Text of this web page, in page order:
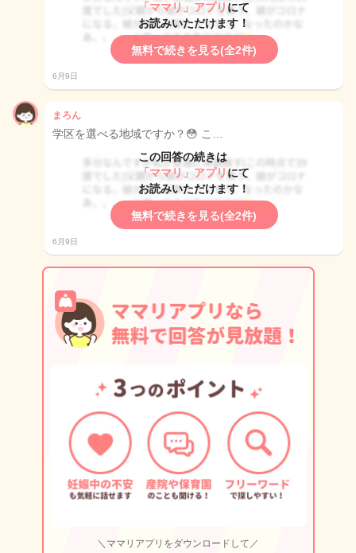
「ママリ」アプリ にて
お読みいただけます！
無料で続きを見る(全2件)
6月9日
まろん
学区を選べる地域ですか？😳 こ…
この回答の続きは
「ママリ」アプリ にて
お読みいただけます！
無料で続きを見る(全2件)
6月9日
＼ママリアプリをダウンロードして／